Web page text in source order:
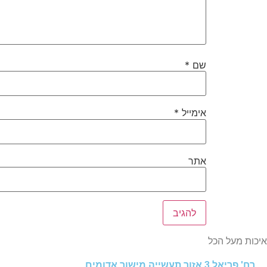
שם *
אימייל *
אתר
איכות מעל הכל